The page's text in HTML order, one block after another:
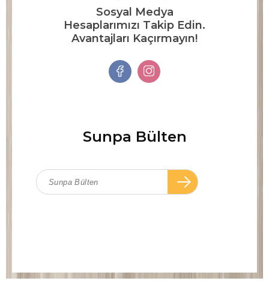
Sosyal Medya
Hesaplarımızı Takip Edin.
Avantajları Kaçırmayın!
Sunpa Bülten